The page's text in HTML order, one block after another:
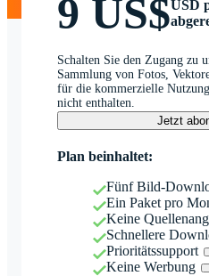
9 US$USD
Schalten Sie den Zugang zu
Sammlung von Fotos,
für die kommerzielle
nicht enthalten.
Jetzt
Plan beinhaltet:
Fünf Bild-
Ein Paket pro
Keine
Schnellere
Prioritätssupport
Keine Werbung